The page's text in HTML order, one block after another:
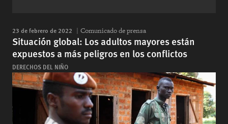
personas mayores que la necesitan. El
Consejo de Seguridad de las Naciones
Unidas debería asegurarse de que, como
parte de su labor, la ONU aborde la
necesidad de brindar mayor protección a la
población civil de edad avanzada en los
conflictos armados.
23 de febrero de 2022 Comunicado de prensa
Situación global: Los adultos mayores están
expuestos a más peligros en los conflictos
DERECHOS DEL NIÑO